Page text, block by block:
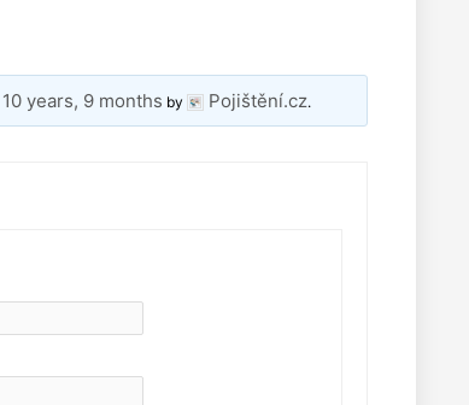
10 years, 9 months by Pojištění.cz.